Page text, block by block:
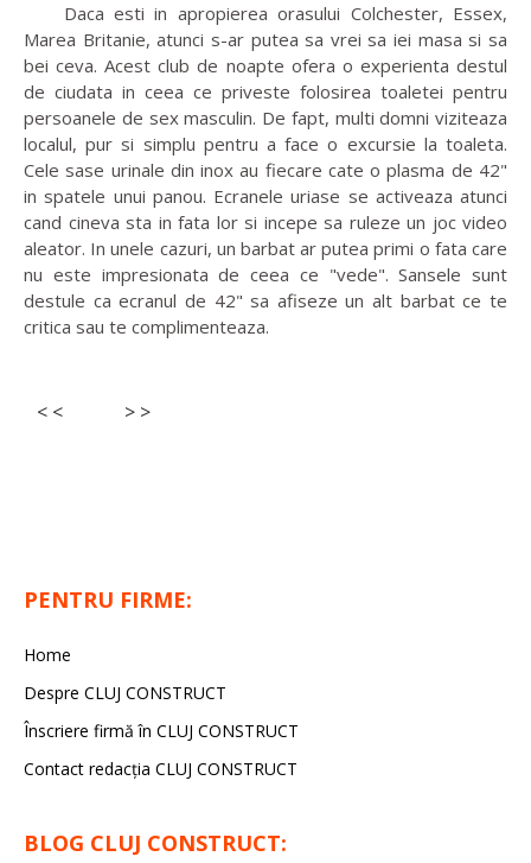
Daca esti in apropierea orasului Colchester, Essex,
Marea Britanie, atunci s-ar putea sa vrei sa iei masa si sa
bei ceva. Acest club de noapte ofera o experienta destul
de ciudata in ceea ce priveste folosirea toaletei pentru
persoanele de sex masculin. De fapt, multi domni viziteaza
localul, pur si simplu pentru a face o excursie la toaleta.
Cele sase urinale din inox au fiecare cate o plasma de 42"
in spatele unui panou. Ecranele uriase se activeaza atunci
cand cineva sta in fata lor si incepe sa ruleze un joc video
aleator. In unele cazuri, un barbat ar putea primi o fata care
nu este impresionata de ceea ce "vede". Sansele sunt
destule ca ecranul de 42" sa afiseze un alt barbat ce te
critica sau te complimenteaza.
< < > >
PENTRU FIRME:
Home
Despre CLUJ CONSTRUCT
Înscriere firmă în CLUJ CONSTRUCT
Contact redacția CLUJ CONSTRUCT
BLOG CLUJ CONSTRUCT: